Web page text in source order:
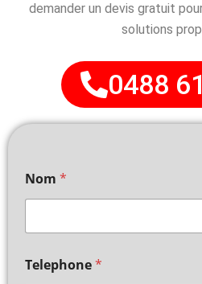
demander un devis gratuit
solutions
0488
Nom *
Telephone*